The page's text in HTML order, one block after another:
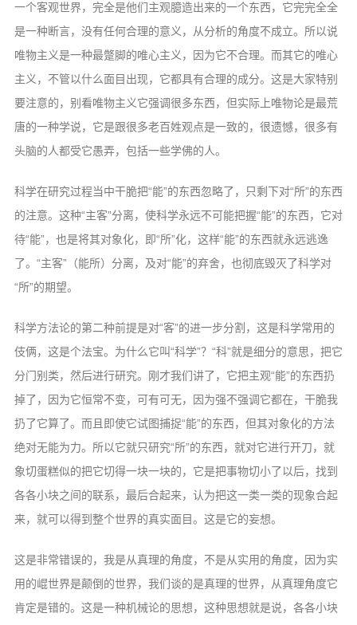
一个客观世界，完全是他们主观臆造出来的一个东西，它完完全全
是一种断言，没有任何合理的意义，从分析的角度不成立。所以说
唯物主义是一种最蹩脚的唯心主义，因为它不合理。而其它的唯心
主义，不管以什么面目出现，它都具有合理的成分。这是大家特别
要注意的，别看唯物主义它强调很多东西，但实际上唯物论是最荒
唐的一种学说，它是跟很多老百姓观点是一致的，很遗憾，很多有
头脑的人都受它愚弄，包括一些学佛的人。
科学在研究过程当中干脆把“能”的东西忽略了，只剩下对“所”的东西
的注意。这种“主客”分离，使科学永远不可能把握“能”的东西，它对
待“能”，也是将其对象化，即“所”化，这样“能”的东西就永远逃逸
了。“主客”（能所）分离，及对“能”的弃舍，也彻底毁灭了科学对
“所”的期望。
科学方法论的第二种前提是对“客”的进一步分割，这是科学常用的
伎俩，这是个法宝。为什么它叫“科学”？“科”就是细分的意思，把它
分门别类，然后进行研究。刚才我们讲了，它把主观“能”的东西扔
掉了，因为它恒常不变，可有可无，因为强不强调它都在，干脆我
扔了它算了。而且即使它试图捕捉“能”的东西，但其对象化的方法
绝对无能为力。所以它就只研究“所”的东西，就对它进行开刀，就
象切蛋糕似的把它切得一块一块的，它是把事物切小了以后，找到
各各小块之间的联系，最后合起来，认为把这一类一类的现象合起
来，就可以得到整个世界的真实面目。这是它的妄想。
这是非常错误的，我是从真理的角度，不是从实用的角度，因为实
用的崐世界是颠倒的世界，我们谈的是真理的世界，从真理角度它
肯定是错的。这是一种机械论的思想，这种思想就是说，各各小块